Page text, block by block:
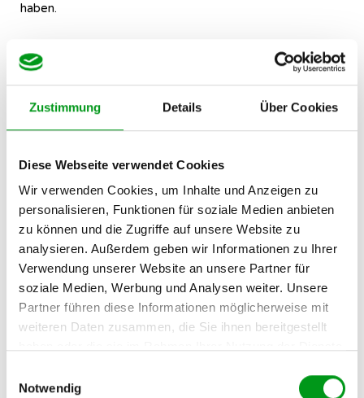
Zustimmung Details Über Cookies
Diese Webseite verwendet Cookies
Wir verwenden Cookies, um Inhalte und Anzeigen zu
personalisieren, Funktionen für soziale Medien anbieten
zu können und die Zugriffe auf unsere Website zu
analysieren. Außerdem geben wir Informationen zu Ihrer
Verwendung unserer Website an unsere Partner für
soziale Medien, Werbung und Analysen weiter. Unsere
Partner führen diese Informationen möglicherweise mit
weiteren Daten zusammen, die Sie ihnen bereitgestellt
Notwendig
haben.